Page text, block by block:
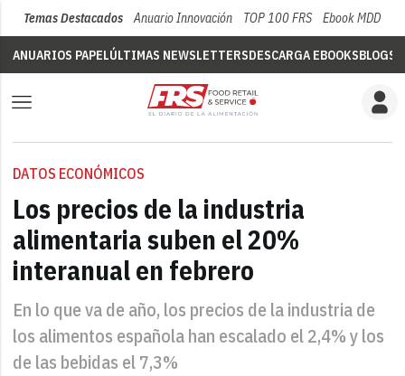
Temas Destacados Anuario Innovación TOP 100 FRS Ebook MDD
ANUARIOS PAPELÚLTIMAS NEWSLETTERSDESCARGA EBOOKSBLOGS
DATOS ECONÓMICOS
Los precios de la industria
alimentaria suben el 20%
interanual en febrero
En lo que va de año, los precios de la industria de
los alimentos española han escalado el 2,4% y los
de las bebidas el 7,3%